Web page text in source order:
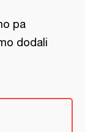
pa
dodali